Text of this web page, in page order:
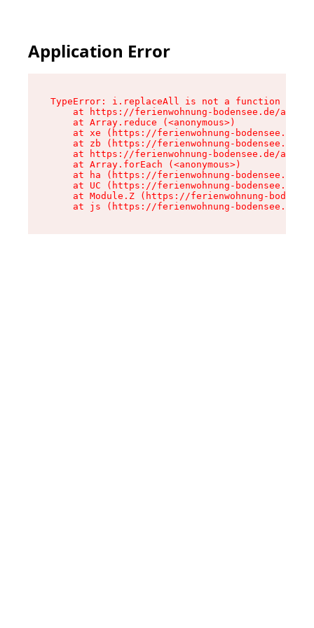
Application Error
TypeError: i.replaceAll is not a function
at https://ferienwohnung-bodensee.de/
    at Array.reduce (<anonymous>)
at xe (https://ferienwohnung-bodensee.de/
at zb (https://ferienwohnung-bodensee.de/
at https://ferienwohnung-bodensee.de/
    at Array.forEach (<anonymous>)
at ha (https://ferienwohnung-bodensee.de/
at UC (https://ferienwohnung-bodensee.de/
at Module.Z (https://ferienwohnung-
at js (https://ferienwohnung-bodensee.de/